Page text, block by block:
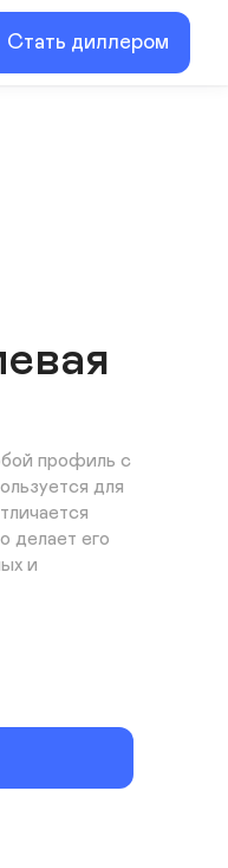
Стать диллером
профиль с
для
делает его
и